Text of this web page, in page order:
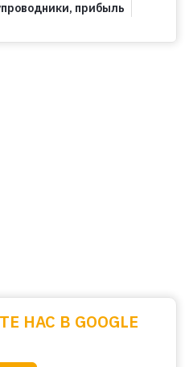
, прибыль
НАС В GOOGLE